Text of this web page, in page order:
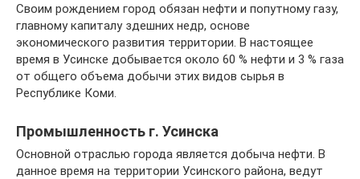
Своим рождением город обязан нефти и попутному газу,
главному капиталу здешних недр, основе
экономического развития территории. В настоящее
время в Усинске добывается около 60 % нефти и 3 % газа
от общего объема добычи этих видов сырья в
Республике Коми.
Промышленность г. Усинска
Основной отраслью города является добыча нефти. В
данное время на территории Усинского района, ведут